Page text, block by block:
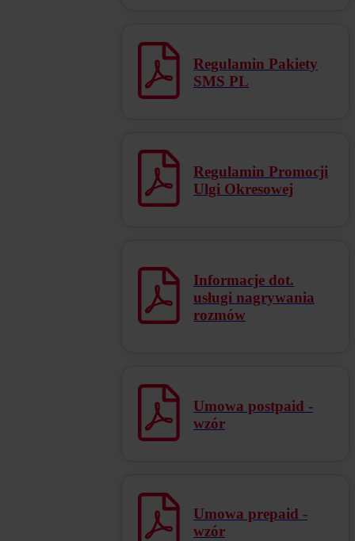
Regulamin Pakiety
SMS PL
Regulamin Promocji
Ulgi Okresowej
Informacje dot.
usługi nagrywania
rozmów
Umowa postpaid -
wzór
Umowa prepaid -
wzór